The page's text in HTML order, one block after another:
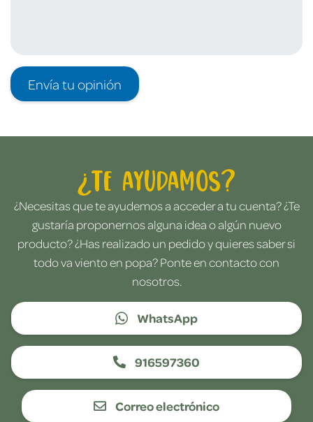
Envía tu opinión
¿Te ayudamos?
¿Necesitas que te ayudemos a acceder a tu cuenta? ¿Te
gustaría proponernos alguna idea o algún nuevo
producto? ¿Has realizado un pedido y quieres saber si
todo va viento en popa? Ponte en contacto con
nosotros.
WhatsApp
916597360
Correo electrónico